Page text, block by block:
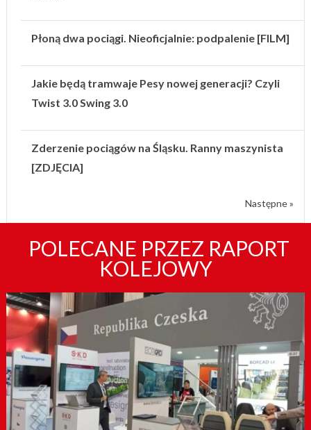
Płoną dwa pociągi. Nieoficjalnie: podpalenie [FILM]
Jakie będą tramwaje Pesy nowej generacji? Czyli
Twist 3.0 Swing 3.0
Zderzenie pociągów na Śląsku. Ranny maszynista
[ZDJĘCIA]
Następne »
POLECANE PRZEZ RAPORT
KOLEJOWY